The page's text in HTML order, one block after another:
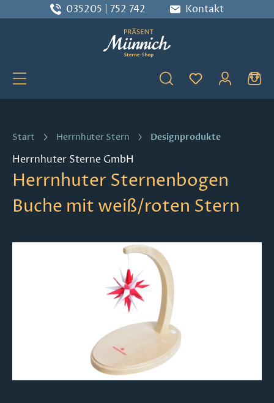
Zum Hauptinhalt springen
035205 | 752 742 Kontakt
Du hast 0
Start Herrnhuter Stern Designprodukte
Herrnhuter Sterne GmbH
Herrnhuter Sternenbogen
Buche mit weiß/roten Stern
Bildergalerie überspringen